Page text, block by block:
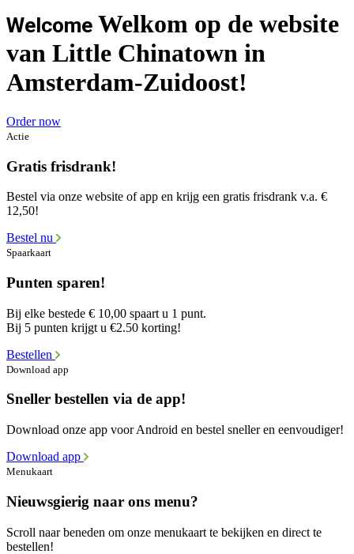
Welcome Welkom op de website
van Little Chinatown in
Amsterdam-Zuidoost!
Order now
Actie
Gratis frisdrank!
Bestel via onze website of app en krijg een gratis frisdrank v.a. €
12,50!
Bestel nu
Spaarkaart
Punten sparen!
Bij elke bestede € 10,00 spaart u 1 punt.
Bij 5 punten krijgt u €2.50 korting!
Bestellen
Download app
Sneller bestellen via de app!
Download onze app voor Android en bestel sneller en eenvoudiger!
Download app
Menukaart
Nieuwsgierig naar ons menu?
Scroll naar beneden om onze menukaart te bekijken en direct te
bestellen!